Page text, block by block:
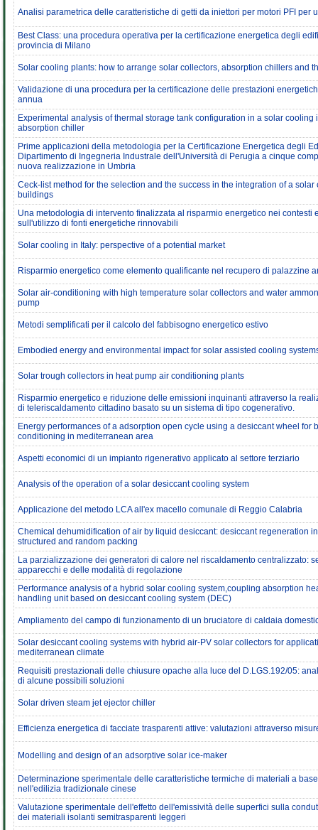
Analisi parametrica delle caratteristiche di getti da iniettori per motori PFI per
Best Class: una procedura operativa per la certificazione energetica degli
provincia di Milano
Solar cooling plants: how to arrange solar collectors, absorption chillers and
Validazione di una procedura per la certificazione delle prestazioni
annua
Experimental analysis of thermal storage tank configuration in a solar cooling
absorption chiller
Prime applicazioni della metodologia per la Certificazione Energetica degli
Dipartimento di Ingegneria Industrale dell'Università di Perugia a cinque
nuova realizzazione in Umbria
Ceck-list method for the selection and the success in the integration of a solar
buildings
Una metodologia di intervento finalizzata al risparmio energetico nei contesti
sull'utilizzo di fonti energetiche rinnovabili
Solar cooling in Italy: perspective of a potential market
Risparmio energetico come elemento qualificante nel recupero di palazzine
Solar air-conditioning with high temperature solar collectors and water
pump
Metodi semplificati per il calcolo del fabbisogno energetico estivo
Embodied energy and environmental impact for solar assisted cooling
Solar trough collectors in heat pump air conditioning plants
Risparmio energetico e riduzione delle emissioni inquinanti attraverso la
di teleriscaldamento cittadino basato su un sistema di tipo cogenerativo.
Energy performances of a adsorption open cycle using a desiccant wheel for
conditioning in mediterranean area
Aspetti economici di un impianto rigenerativo applicato al settore terziario
Analysis of the operation of a solar desiccant cooling system
Applicazione del metodo LCA all'ex macello comunale di Reggio Calabria
Chemical dehumidification of air by liquid desiccant: desiccant regeneration
structured and random packing
La parzializzazione dei generatori di calore nel riscaldamento centralizzato:
apparecchi e delle modalità di regolazione
Performance analysis of a hybrid solar cooling system,coupling absorption
handling unit based on desiccant cooling system (DEC)
Ampliamento del campo di funzionamento di un bruciatore di caldaia
Solar desiccant cooling systems with hybrid air-PV solar collectors for
mediterranean climate
Requisiti prestazionali delle chiusure opache alla luce del D.LGS.192/05:
di alcune possibili soluzioni
Solar driven steam jet ejector chiller
Efficienza energetica di facciate trasparenti attive: valutazioni attraverso
Modelling and design of an adsorptive solar ice-maker
Determinazione sperimentale delle caratteristiche termiche di materiali a
nell'edilizia tradizionale cinese
Valutazione sperimentale dell'effetto dell'emissività delle superfici sulla
dei materiali isolanti semitrasparenti leggeri